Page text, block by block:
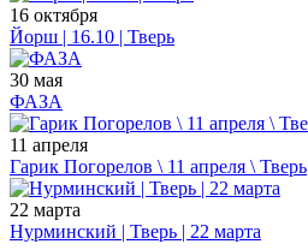
16 октября
Йорш | 16.10 | Тверь
30 мая
ФАЗА
11 апреля
Гарик Погорелов \ 11 апреля \ Тверь
22 марта
Нурминский | Тверь | 22 марта